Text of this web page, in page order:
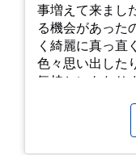
事増えて来ましたね！ 数週間前です
る機会があったので窓
く綺麗に真っ直ぐな路を
色々思い出したりしました
気持ちにもなりました。 たまに
番になりますが